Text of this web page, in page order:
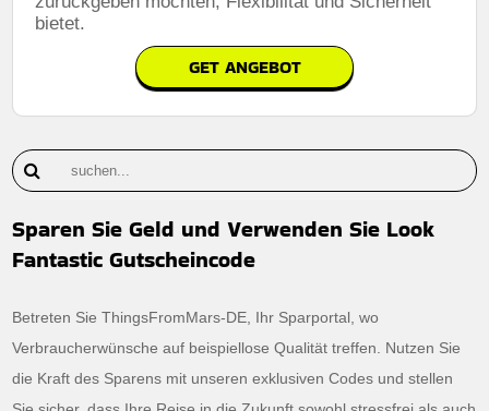
bietet.
GET ANGEBOT
Sparen Sie Geld und Verwenden Sie Look
Fantastic Gutscheincode
Betreten Sie ThingsFromMars-DE, Ihr Sparportal, wo
Verbraucherwünsche auf beispiellose Qualität treffen. Nutzen Sie
die Kraft des Sparens mit unseren exklusiven Codes und stellen